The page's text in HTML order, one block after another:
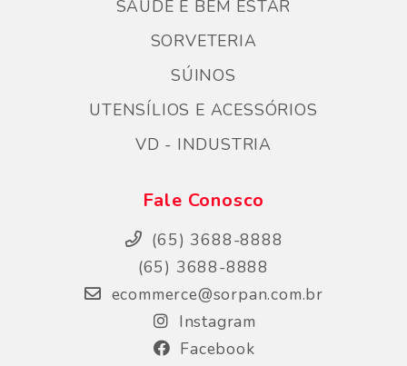
SAUDE E BEM ESTAR
SORVETERIA
SÚINOS
UTENSÍLIOS E ACESSÓRIOS
VD - INDUSTRIA
Fale Conosco
(65) 3688-8888
(65) 3688-8888
ecommerce@sorpan.com.br
Instagram
Facebook